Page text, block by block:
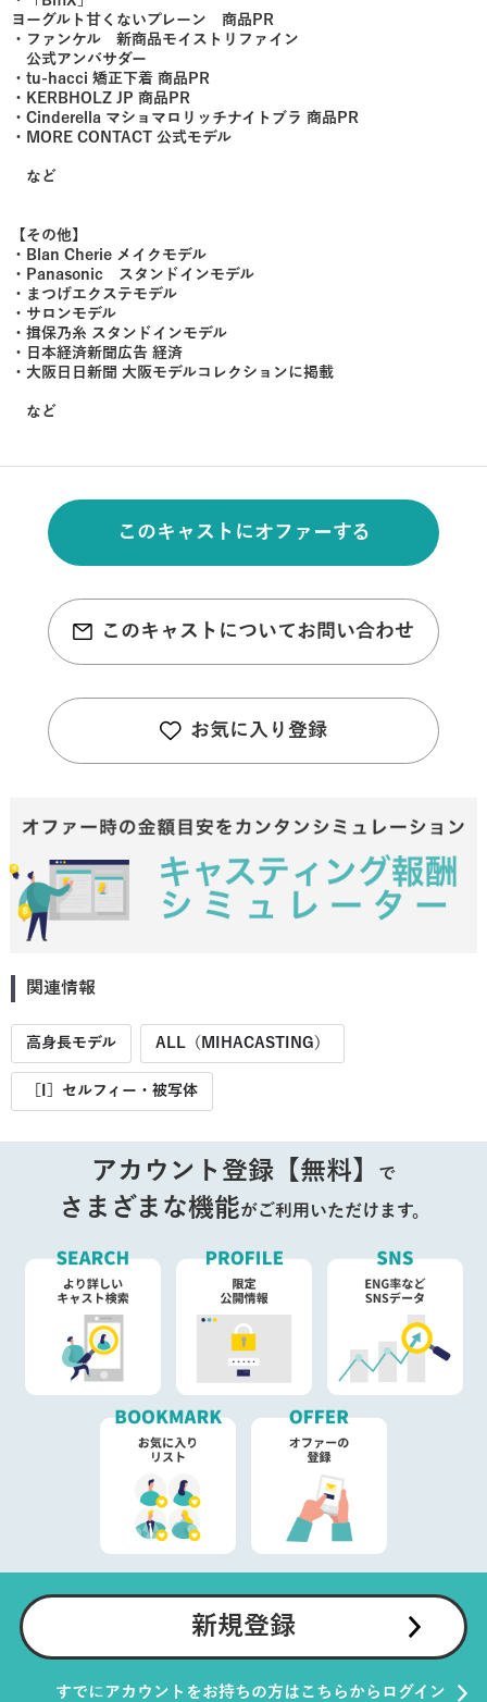
ヨーグルト甘くないプレーン 商品PR
・ファンケル 新商品モイストリファイン
公式アンバサダー
・tu-hacci 矯正下着 商品PR
・KERBHOLZ JP 商品PR
・Cinderella マショマロリッチナイトブラ 商品PR
・MORE CONTACT 公式モデル
など
【その他】
・Blan Cherie メイクモデル
・Panasonic スタンドインモデル
・まつげエクステモデル
・サロンモデル
・揖保乃糸 スタンドインモデル
・日本経済新聞広告 経済
・大阪日日新聞 大阪モデルコレクションに掲載
など
このキャストにオファーする
このキャストについてお問い合わせ
お気に入り登録
関連情報
高身長モデル ALL（MIHACASTING）
［I］セルフィー・被写体
アカウント登録【無料】 で
さまざまな機能がご利用いただけます。
新規登録
すでにアカウントをお持ちの方はこちらからログイン